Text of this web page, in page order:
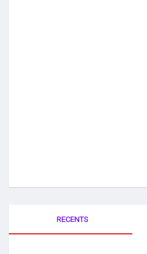
RECENTS